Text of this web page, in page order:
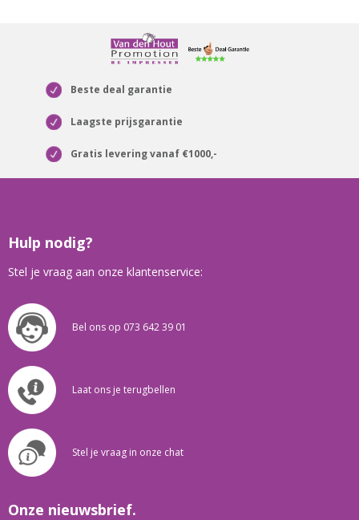
Beste deal garantie
Laagste prijsgarantie
Gratis levering vanaf €1000,-
Hulp nodig?
Stel je vraag aan onze klantenservice:
Bel ons op 073 642 39 01
Laat ons je terugbellen
Stel je vraag in onze chat
Onze nieuwsbrief.